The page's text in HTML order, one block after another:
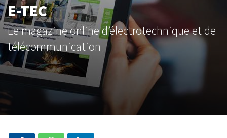
E-TEC
Le magazine online d’électrotechnique et de
télécommunication